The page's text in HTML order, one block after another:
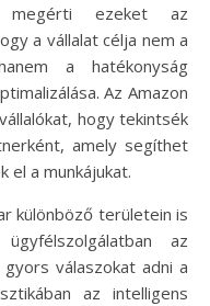
megérti ezeket az
a vállalat célja nem a
a hatékonyság
Az Amazon
hogy tekintsék
amely segíthet
el a munkájukat.
különböző területein is
az
válaszokat adni a
az intelligens